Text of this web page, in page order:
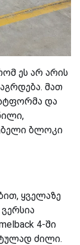
ეს არ არის
მათ
და
ბლოკი
ყველაზე
4-ში
ძილი.